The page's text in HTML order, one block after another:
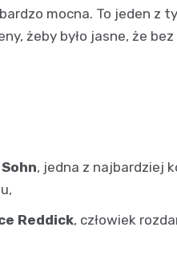
mocna. To jeden z
żeby było jasne, że
, jedna z najbardziej
Reddick, człowiek